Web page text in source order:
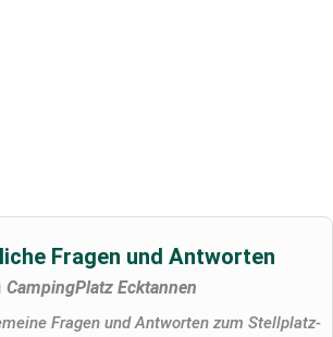
Fragen und Antworten
CampingPlatz Ecktannen
Fragen und Antworten zum Stellplatz-